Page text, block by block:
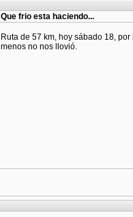
Que frio esta haciendo...
Ruta de 57 km, hoy sábado 18,
menos no nos llovió.